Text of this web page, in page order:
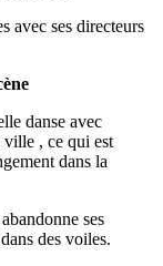
avec ses directeurs
danse avec
ville , ce qui est
dans la
ses
des voiles.